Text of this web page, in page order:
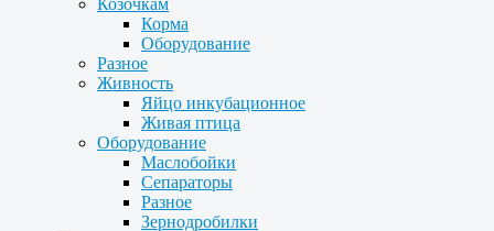
Козочкам
Корма
Оборудование
Разное
Живность
Яйцо инкубационное
Живая птица
Оборудование
Маслобойки
Сепараторы
Разное
Зернодробилки